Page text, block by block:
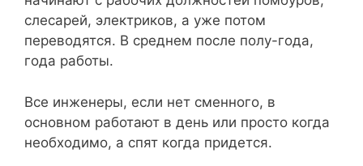
слесарей, электриков, а уже потом
переводятся. В среднем после полу-года,
года работы.
Все инженеры, если нет сменного, в
основном работают в день или просто когда
необходимо, а спят когда придется.